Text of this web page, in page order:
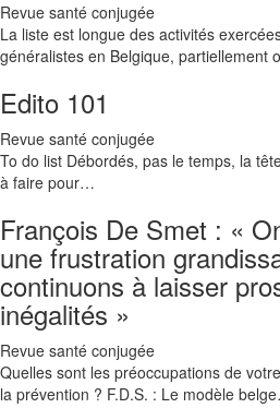
Revue santé conjugée
La liste est longue des activités
généralistes en Belgique, partiellement
Edito 101
Revue santé conjugée
To do list Débordés, pas le temps, la
à faire pour…
François De Smet : «
une frustration
continuons à laisser
inégalités »
Revue santé conjugée
Quelles sont les préoccupations de
la prévention ? F.D.S. : Le modèle